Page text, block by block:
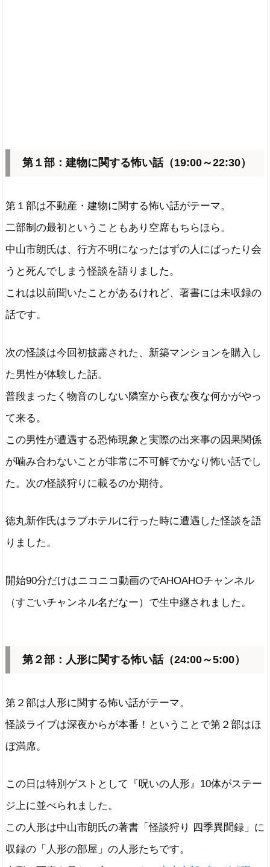
第１部：建物に関する怖い話（19:00～22:30）
第１部は不動産・建物に関する怖い話がテーマ。
二部制の最初ということもあり空席もちらほら。
中山市朗氏は、行方不明になったはずの人にばったり会
うと死んでしまう怪談を語りました。
これは以前聞いたことがあるけれど、著書には未収録の
話です。
次の怪談は今回初披露された、新築マンションを購入し
た男性が体験した話。
普段まったく物音のしない隣室から夜な夜な何かがやっ
て来る。
この男性が遭遇する恐怖現象と実際の出来事の因果関係
が噛み合わないことが非常に不可解でかなり怖い話でし
た。次の怪談狩りに載るのか期待。
徳丸新作氏はラブホテルに行った時に遭遇した怪談を語
りました。
開始90分だけはニコニコ動画のでAHOAHOチャンネル
（すごいチャンネル名だなー）で生中継されました。
第２部：人形に関する怖い話（24:00～5:00）
第２部は人形に関する怖い話がテーマ。
怪談ライブは深夜からが本番！ということで第２部はほ
ぼ満席。
この日は特別ゲストとして『呪いの人形』10体がステー
ジ上に並べられました。
この人形は中山市朗氏の著書「怪談狩り 四季異聞録」に
収録の「人形の部屋」の人形たちです。